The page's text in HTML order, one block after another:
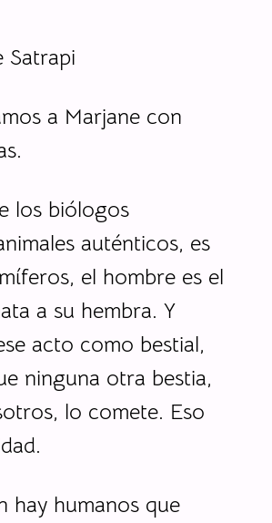
Satrapi
a Marjane con
los biólogos
auténticos, es
el hombre es el
a su hembra. Y
acto como bestial,
ninguna otra bestia,
lo comete. Eso
hay humanos que